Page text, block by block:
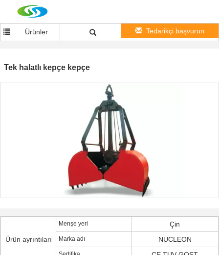
Ürünler Tedarikçi başvurun
Tek halatlı kepçe kepçe
Ürün ayrıntıları
Menşe yeri Çin
Marka adı NUCLEON